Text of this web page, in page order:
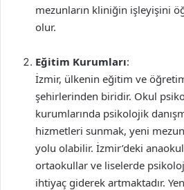
mezunların kliniğin işleyişini
olur.
Eğitim Kurumları:
İzmir, ülkenin eğitim ve
şehirlerinden biridir. Okul
kurumlarında psikolojik
hizmetleri sunmak, yeni
yolu olabilir. İzmir’deki
ortaokullar ve liselerde
ihtiyaç giderek artmaktadır.